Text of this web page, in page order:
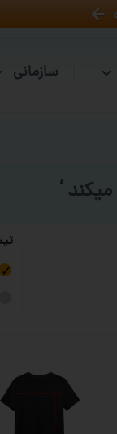
سازمانی
‘